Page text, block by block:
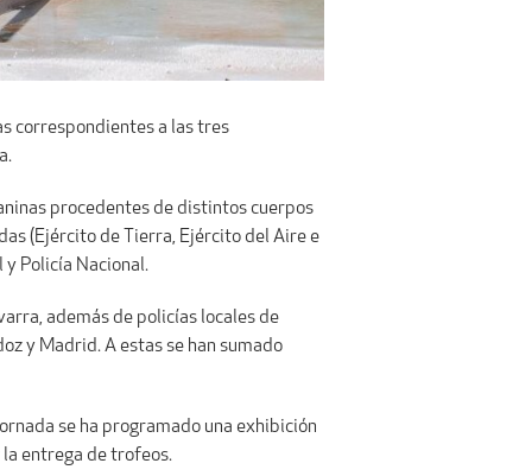
correspondientes a las tres
procedentes de distintos cuerpos
(Ejército de Tierra, Ejército del Aire e
y Policía Nacional.
además de policías locales de
y Madrid. A estas se han sumado
se ha programado una exhibición
la entrega de trofeos.